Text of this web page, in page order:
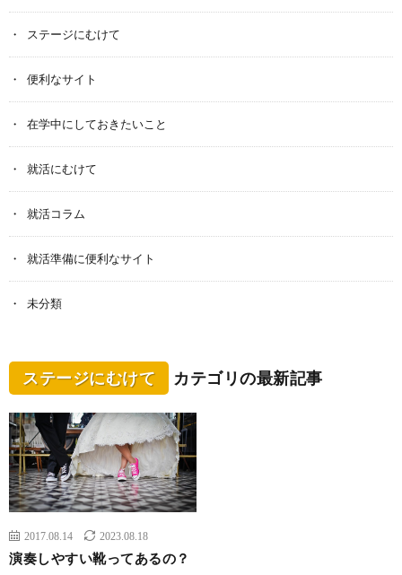
ステージにむけて
便利なサイト
在学中にしておきたいこと
就活にむけて
就活コラム
就活準備に便利なサイト
未分類
ステージにむけて カテゴリの最新記事
2017.08.14 2023.08.18
演奏しやすい靴ってあるの？